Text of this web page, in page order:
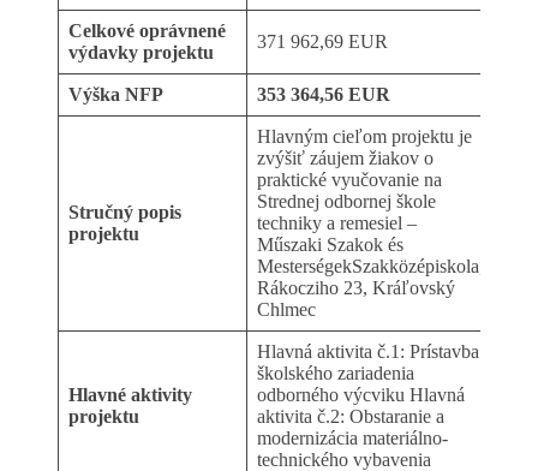
Celkové oprávnené
výdavky projektu
371 962,69 EUR
Výška NFP 353 364,56 EUR
Stručný popis
projektu
Hlavným cieľom projektu je
zvýšiť záujem žiakov o
praktické vyučovanie na
Strednej odbornej škole
techniky a remesiel –
Műszaki Szakok és
MesterségekSzakközépiskola,
Rákocziho 23, Kráľovský
Chlmec
Hlavné aktivity
projektu
Hlavná aktivita č.1: Prístavba
školského zariadenia
odborného výcviku Hlavná
aktivita č.2: Obstaranie a
modernizácia materiálno-
technického vybavenia